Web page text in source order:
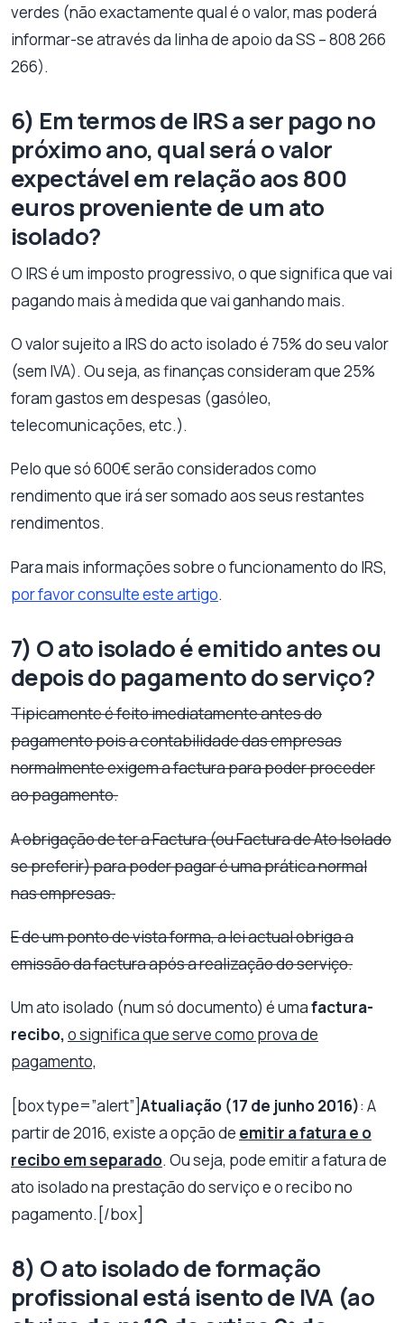
verdes (não exactamente qual é o valor, mas poderá
informar-se através da linha de apoio da SS – 808 266
266).
6) Em termos de IRS a ser pago no
próximo ano, qual será o valor
expectável em relação aos 800
euros proveniente de um ato
isolado?
O IRS é um imposto progressivo, o que significa que vai
pagando mais à medida que vai ganhando mais.
O valor sujeito a IRS do acto isolado é 75% do seu valor
(sem IVA). Ou seja, as finanças consideram que 25%
foram gastos em despesas (gasóleo,
telecomunicações, etc.).
Pelo que só 600€ serão considerados como
rendimento que irá ser somado aos seus restantes
rendimentos.
Para mais informações sobre o funcionamento do IRS,
por favor consulte este artigo.
7) O ato isolado é emitido antes ou
depois do pagamento do serviço?
Tipicamente é feito imediatamente antes do
pagamento pois a contabilidade das empresas
normalmente exigem a factura para poder proceder
ao pagamento.
A obrigação de ter a Factura (ou Factura de Ato Isolado
se preferir) para poder pagar é uma prática normal
nas empresas.
E de um ponto de vista forma, a lei actual obriga a
emissão da factura após a realização do serviço.
Um ato isolado (num só documento) é umafactura-
recibo,o significa que serve como prova de
pagamento,
[box type=”alert”]Atualiação (17 de junho 2016): A
partir de 2016, existe a opção de emitir a fatura e o
recibo em separado. Ou seja, pode emitir a fatura de
ato isolado na prestação do serviço e o recibo no
pagamento.[/box]
8) O ato isolado de formação
profissional está isento de IVA (ao